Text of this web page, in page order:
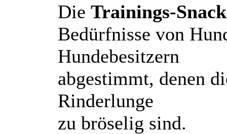
Die Trainings-
Bedürfnisse von
Hundebesitzern
abgestimmt, denen
Rinderlunge
zu bröselig sind.